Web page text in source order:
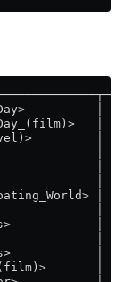
│
│
│
│
│
│
│
│
│
│
│
│